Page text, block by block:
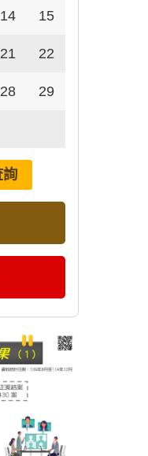
14 15
21 22
28 29